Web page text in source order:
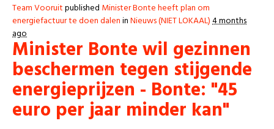
Team Vooruitpublished Minister Bonte heeft plan om
energiefactuur te doen daleninNieuws (NIET LOKAAL)4 months
ago
Minister Bonte wil gezinnen
beschermen tegen stijgende
energieprijzen - Bonte: "45
euro per jaar minder kan"